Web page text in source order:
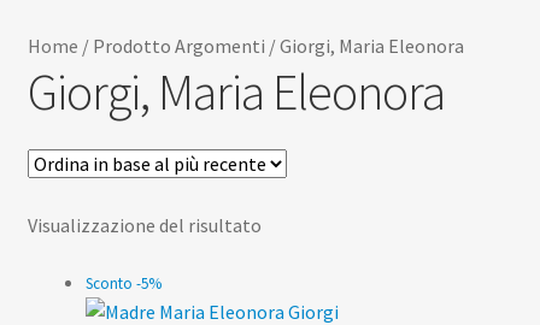
Riviste
Scuola
Contatti
Don Bosco
Home / Prodotto Argomenti /Giorgi, Maria Eleonora
Giorgi, Maria Eleonora
Visualizzazione del risultato
Sconto -5%